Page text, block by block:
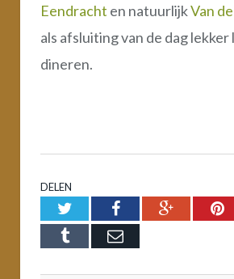
Eendracht en natuurlijkVan
als afsluiting van de dag lekker
dineren.
DELEN
TwitterFacebookGoogle+
Tumblr Email